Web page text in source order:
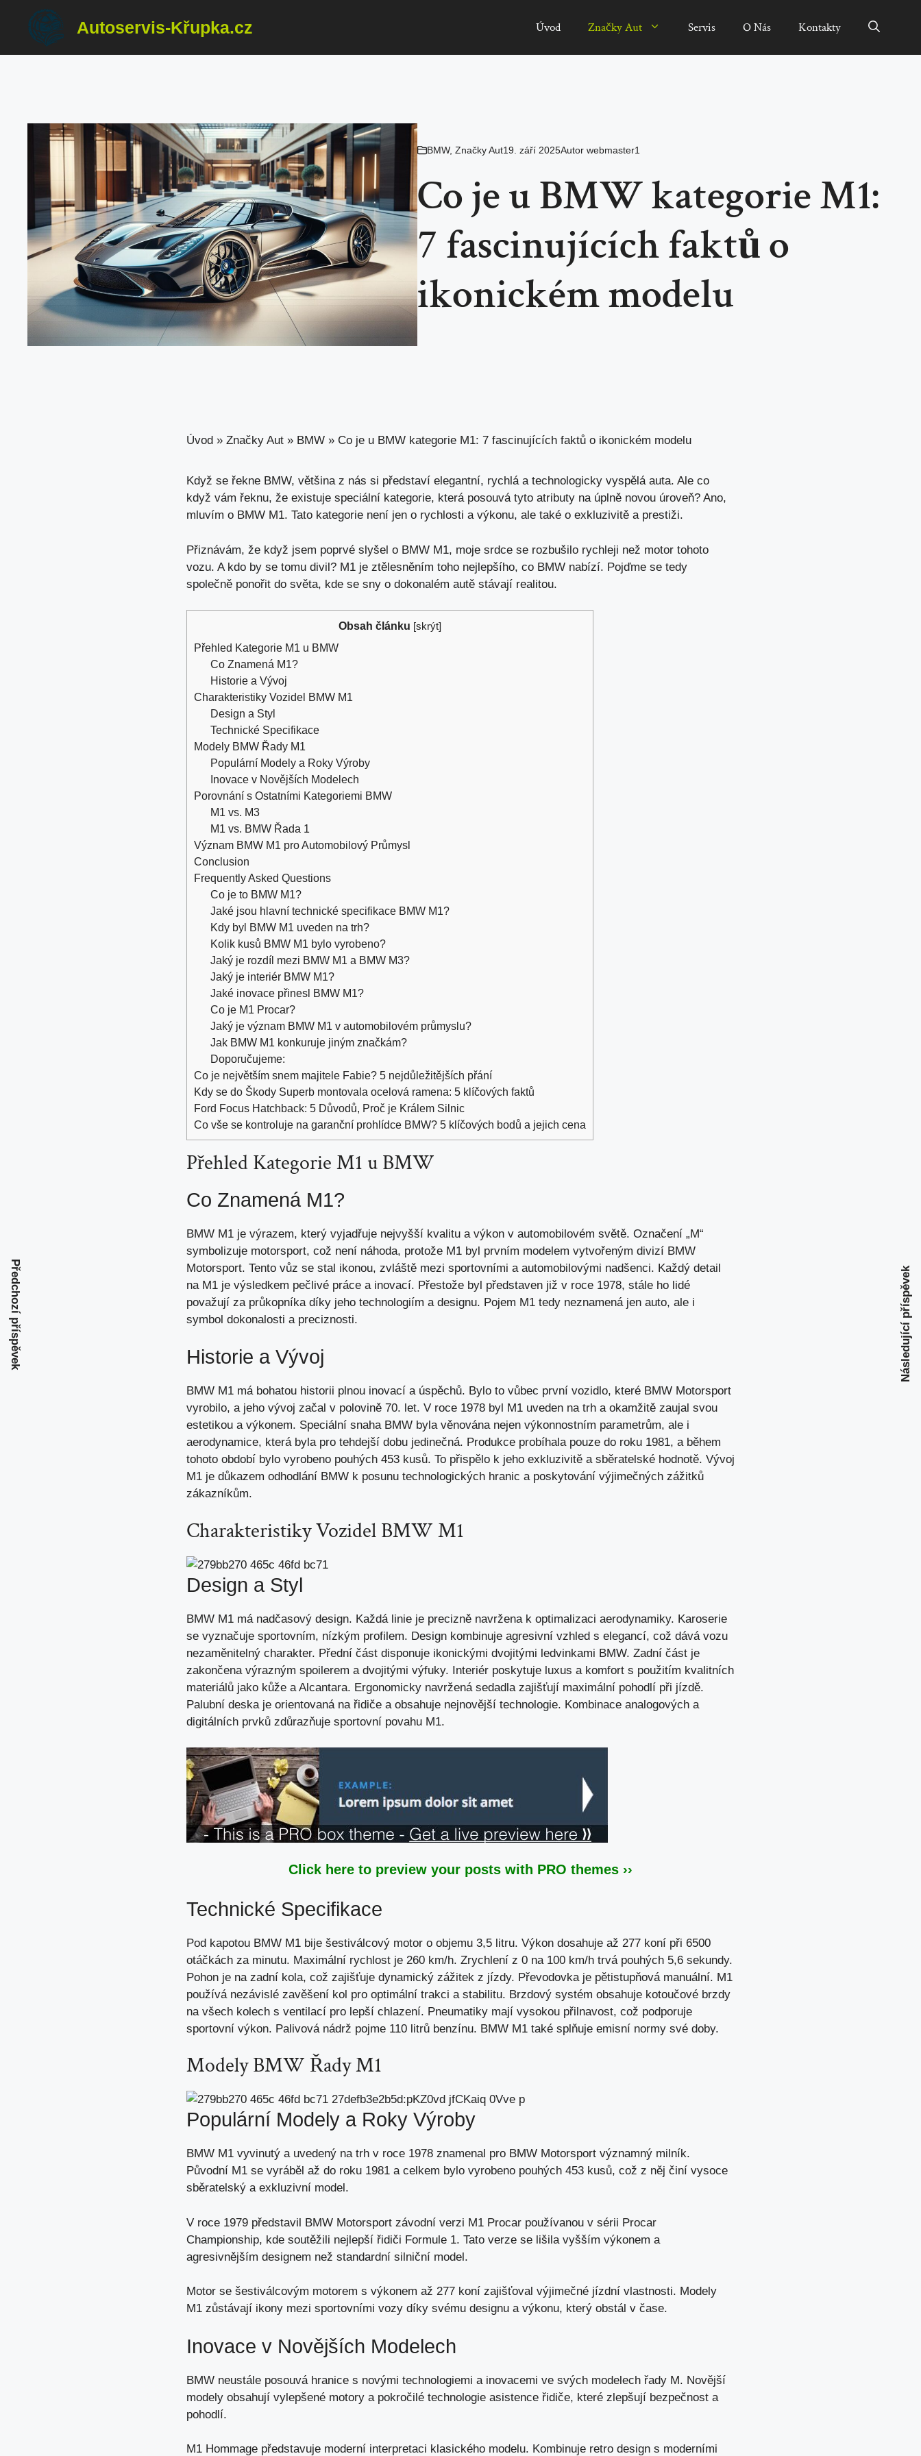
Přeskočit
Autoservis-Křupka.cz Úvod Značky Aut Servis O Nás Kontakty
BMW, Značky Aut19. září 2025Autor webmaster1
Co je u BMW kategorie M1:
7 fascinujících faktů o
ikonickém modelu
Úvod » Značky Aut » BMW » Co je u BMW kategorie M1: 7 fascinujících faktů o ikonickém modelu
Když se řekne BMW, většina z nás si představí elegantní, rychlá a technologicky vyspělá auta. Ale co
když vám řeknu, že existuje speciální kategorie, která posouvá tyto atributy na úplně novou úroveň? Ano,
mluvím o BMW M1. Tato kategorie není jen o rychlosti a výkonu, ale také o exkluzivitě a prestiži.
Přiznávám, že když jsem poprvé slyšel o BMW M1, moje srdce se rozbušilo rychleji než motor tohoto
vozu. A kdo by se tomu divil? M1 je ztělesněním toho nejlepšího, co BMW nabízí. Pojďme se tedy
společně ponořit do světa, kde se sny o dokonalém autě stávají realitou.
Obsah článku [skrýt]
Přehled Kategorie M1 u BMW
Co Znamená M1?
Historie a Vývoj
Charakteristiky Vozidel BMW M1
Design a Styl
Technické Specifikace
Modely BMW Řady M1
Populární Modely a Roky Výroby
Inovace v Novějších Modelech
Porovnání s Ostatními Kategoriemi BMW
M1 vs. M3
M1 vs. BMW Řada 1
Význam BMW M1 pro Automobilový Průmysl
Conclusion
Frequently Asked Questions
Co je to BMW M1?
Jaké jsou hlavní technické specifikace BMW M1?
Kdy byl BMW M1 uveden na trh?
Kolik kusů BMW M1 bylo vyrobeno?
Jaký je rozdíl mezi BMW M1 a BMW M3?
Jaký je interiér BMW M1?
Jaké inovace přinesl BMW M1?
Co je M1 Procar?
Jaký je význam BMW M1 v automobilovém průmyslu?
Jak BMW M1 konkuruje jiným značkám?
Doporučujeme:
Co je největším snem majitele Fabie? 5 nejdůležitějších přání
Kdy se do Škody Superb montovala ocelová ramena: 5 klíčových faktů
Ford Focus Hatchback: 5 Důvodů, Proč je Králem Silnic
Co vše se kontroluje na garanční prohlídce BMW? 5 klíčových bodů a jejich cena
Přehled Kategorie M1 u BMW
Co Znamená M1?
BMW M1 je výrazem, který vyjadřuje nejvyšší kvalitu a výkon v automobilovém světě. Označení „M“
symbolizuje motorsport, což není náhoda, protože M1 byl prvním modelem vytvořeným divizí BMW
Motorsport. Tento vůz se stal ikonou, zvláště mezi sportovními a automobilovými nadšenci. Každý detail
na M1 je výsledkem pečlivé práce a inovací. Přestože byl představen již v roce 1978, stále ho lidé
považují za průkopníka díky jeho technologiím a designu. Pojem M1 tedy neznamená jen auto, ale i
symbol dokonalosti a preciznosti.
Historie a Vývoj
BMW M1 má bohatou historii plnou inovací a úspěchů. Bylo to vůbec první vozidlo, které BMW Motorsport
vyrobilo, a jeho vývoj začal v polovině 70. let. V roce 1978 byl M1 uveden na trh a okamžitě zaujal svou
estetikou a výkonem. Speciální snaha BMW byla věnována nejen výkonnostním parametrům, ale i
aerodynamice, která byla pro tehdejší dobu jedinečná. Produkce probíhala pouze do roku 1981, a během
tohoto období bylo vyrobeno pouhých 453 kusů. To přispělo k jeho exkluzivitě a sběratelské hodnotě. Vývoj
M1 je důkazem odhodlání BMW k posunu technologických hranic a poskytování výjimečných zážitků
zákazníkům.
Charakteristiky Vozidel BMW M1
Design a Styl
BMW M1 má nadčasový design. Každá linie je precizně navržena k optimalizaci aerodynamiky. Karoserie
se vyznačuje sportovním, nízkým profilem. Design kombinuje agresivní vzhled s elegancí, což dává vozu
nezaměnitelný charakter. Přední část disponuje ikonickými dvojitými ledvinkami BMW. Zadní část je
zakončena výrazným spoilerem a dvojitými výfuky. Interiér poskytuje luxus a komfort s použitím kvalitních
materiálů jako kůže a Alcantara. Ergonomicky navržená sedadla zajišťují maximální pohodlí při jízdě.
Palubní deska je orientovaná na řidiče a obsahuje nejnovější technologie. Kombinace analogových a
digitálních prvků zdůrazňuje sportovní povahu M1.
Click here to preview your posts with PRO themes ››
Technické Specifikace
Pod kapotou BMW M1 bije šestiválcový motor o objemu 3,5 litru. Výkon dosahuje až 277 koní při 6500
otáčkách za minutu. Maximální rychlost je 260 km/h. Zrychlení z 0 na 100 km/h trvá pouhých 5,6 sekundy.
Pohon je na zadní kola, což zajišťuje dynamický zážitek z jízdy. Převodovka je pětistupňová manuální. M1
používá nezávislé zavěšení kol pro optimální trakci a stabilitu. Brzdový systém obsahuje kotoučové brzdy
na všech kolech s ventilací pro lepší chlazení. Pneumatiky mají vysokou přilnavost, což podporuje
sportovní výkon. Palivová nádrž pojme 110 litrů benzínu. BMW M1 také splňuje emisní normy své doby.
Modely BMW Řady M1
Populární Modely a Roky Výroby
BMW M1 vyvinutý a uvedený na trh v roce 1978 znamenal pro BMW Motorsport významný milník.
Původní M1 se vyráběl až do roku 1981 a celkem bylo vyrobeno pouhých 453 kusů, což z něj činí vysoce
sběratelský a exkluzivní model.
V roce 1979 představil BMW Motorsport závodní verzi M1 Procar používanou v sérii Procar
Championship, kde soutěžili nejlepší řidiči Formule 1. Tato verze se lišila vyšším výkonem a
agresivnějším designem než standardní silniční model.
Motor se šestiválcovým motorem s výkonem až 277 koní zajišťoval výjimečné jízdní vlastnosti. Modely
M1 zůstávají ikony mezi sportovními vozy díky svému designu a výkonu, který obstál v čase.
Inovace v Novějších Modelech
BMW neustále posouvá hranice s novými technologiemi a inovacemi ve svých modelech řady M. Novější
modely obsahují vylepšené motory a pokročilé technologie asistence řidiče, které zlepšují bezpečnost a
pohodlí.
M1 Hommage představuje moderní interpretaci klasického modelu. Kombinuje retro design s moderními
Předchozí příspěvek Následující příspěvek